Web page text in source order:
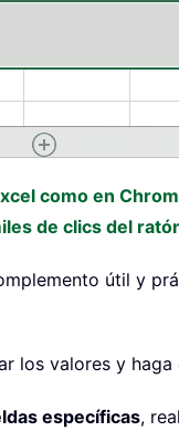
como en
de clics del
útil y
los valores y haga
específicas,